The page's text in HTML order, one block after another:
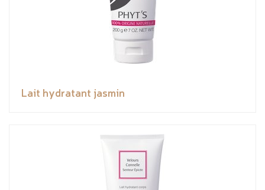
Lait hydratant jasmin